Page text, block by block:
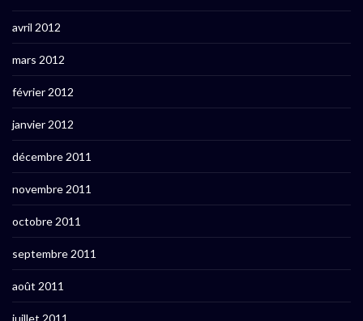
avril 2012
mars 2012
février 2012
janvier 2012
décembre 2011
novembre 2011
octobre 2011
septembre 2011
août 2011